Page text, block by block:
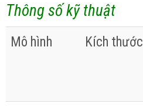
Thông số kỹ thuật
Mô hình Kích thước